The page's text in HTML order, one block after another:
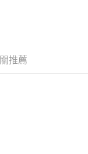
認頁面所載為準。
結算日後寄送繳費提
本公司）所提供，讓
帳款。
式。 讓您購物簡單
，可透過四大超商／
要取消訂單，請聯絡
，需透過AFTEE先享
推薦